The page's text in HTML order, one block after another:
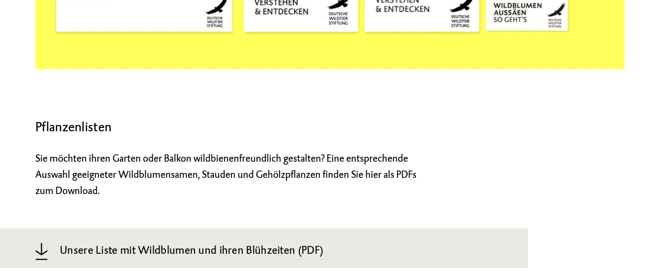
Pflanzenlisten
Sie möchten ihren Garten oder Balkon wildbienenfreundlich gestalten? Eine entsprechende
Auswahl geeigneter Wildblumensamen, Stauden und Gehölzpflanzen finden Sie hier als PDFs
zum Download.
Unsere Liste mit Wildblumen und ihren Blühzeiten (PDF)